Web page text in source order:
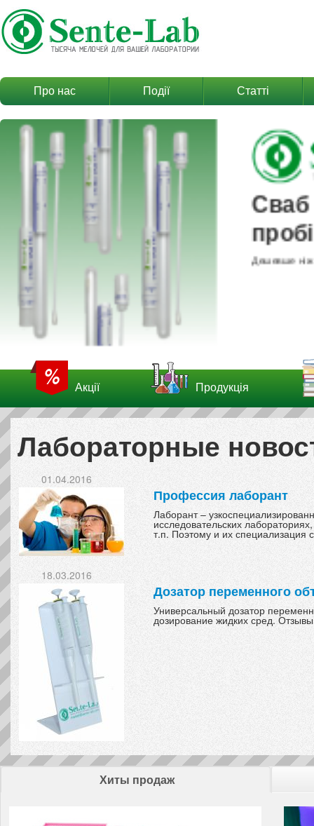
Про нас Події Статті
Акції Продукція
Лабораторные
01.04.2016
Профессия лаборант
Лаборант –
исследовательских
т.п. Поэтому и их специализация
18.03.2016
Дозатор переменного
Универсальный дозатор
дозирование жидких сред.
Хиты продаж